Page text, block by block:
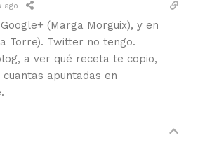
ago
(Marga Morguix), y en
Torre). Twitter no tengo.
a ver qué receta te copio,
apuntadas en